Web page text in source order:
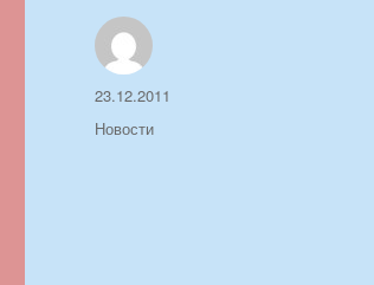
Автор
Опубликовано
23.12.2011
Рубрики
Новости